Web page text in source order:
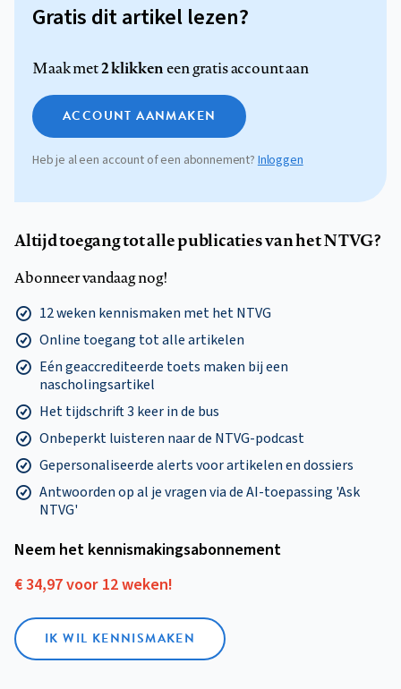
Gratis dit artikel lezen?
Maak met2 klikkeneen gratis account aan
ACCOUNT AANMAKEN
Heb je al een account of een abonnement? Inloggen
Altijd toegang tot alle publicaties van het NTVG?
Abonneer vandaag nog!
12 weken kennismaken met het NTVG
Online toegang tot alle artikelen
Eén geaccrediteerde toets maken bij een
nascholingsartikel
Het tijdschrift 3 keer in de bus
Onbeperkt luisteren naar de NTVG-podcast
Gepersonaliseerde alerts voor artikelen en dossiers
Antwoorden op al je vragen via de AI-toepassing 'Ask
NTVG'
Neem het kennismakings­abonnement
€ 34,97 voor 12 weken!
IK WIL KENNISMAKEN